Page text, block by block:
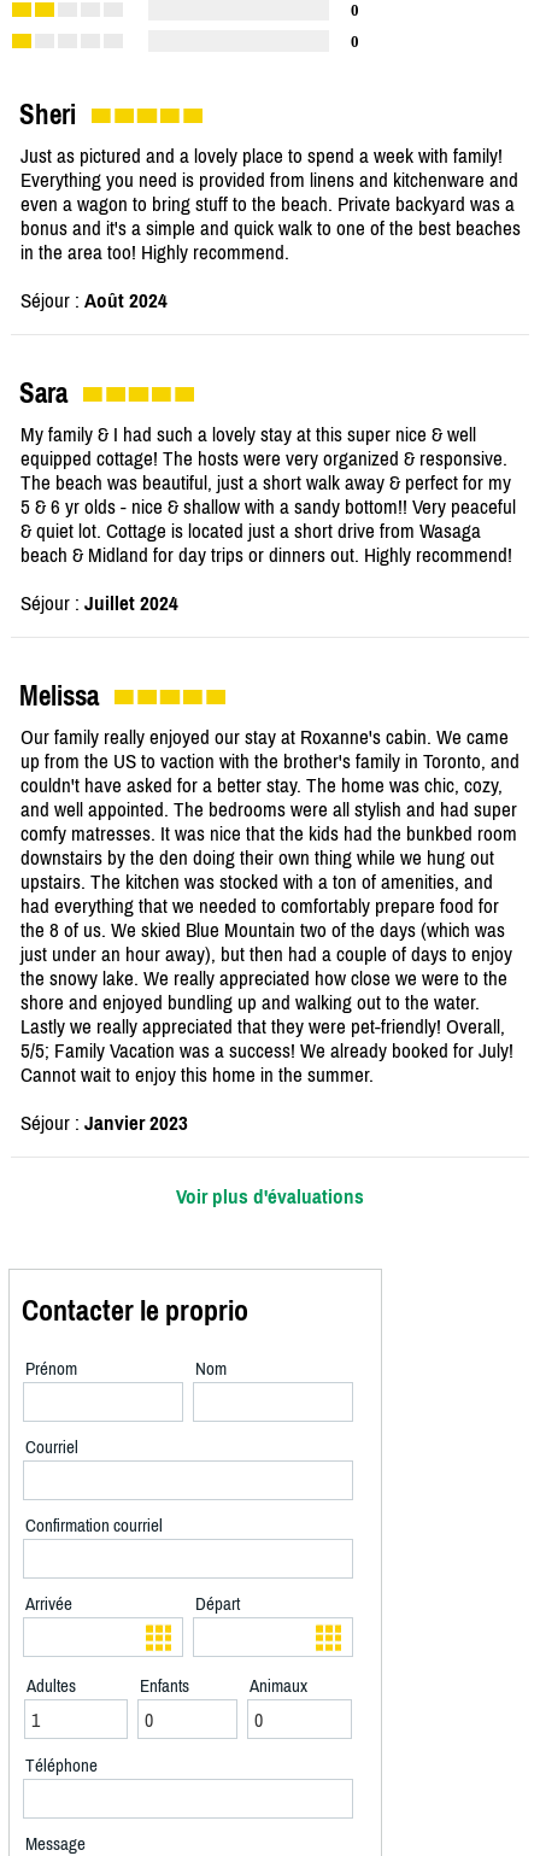
0
0
Sheri
Just as pictured and a lovely place to spend a week with family!
Everything you need is provided from linens and kitchenware and
even a wagon to bring stuff to the beach. Private backyard was a
bonus and it's a simple and quick walk to one of the best beaches
in the area too! Highly recommend.
Séjour : Août 2024
Sara
My family & I had such a lovely stay at this super nice & well
equipped cottage! The hosts were very organized & responsive.
The beach was beautiful, just a short walk away & perfect for my
5 & 6 yr olds - nice & shallow with a sandy bottom!! Very peaceful
& quiet lot. Cottage is located just a short drive from Wasaga
beach & Midland for day trips or dinners out. Highly recommend!
Séjour : Juillet 2024
Melissa
Our family really enjoyed our stay at Roxanne's cabin. We came
up from the US to vaction with the brother's family in Toronto, and
couldn't have asked for a better stay. The home was chic, cozy,
and well appointed. The bedrooms were all stylish and had super
comfy matresses. It was nice that the kids had the bunkbed room
downstairs by the den doing their own thing while we hung out
upstairs. The kitchen was stocked with a ton of amenities, and
had everything that we needed to comfortably prepare food for
the 8 of us. We skied Blue Mountain two of the days (which was
just under an hour away), but then had a couple of days to enjoy
the snowy lake. We really appreciated how close we were to the
shore and enjoyed bundling up and walking out to the water.
Lastly we really appreciated that they were pet-friendly! Overall,
5/5; Family Vacation was a success! We already booked for July!
Cannot wait to enjoy this home in the summer.
Séjour : Janvier 2023
Voir plus d'évaluations
Contacter le proprio
Prénom Nom
Courriel
Confirmation courriel
Arrivée Départ
Adultes Enfants Animaux
Téléphone
Message